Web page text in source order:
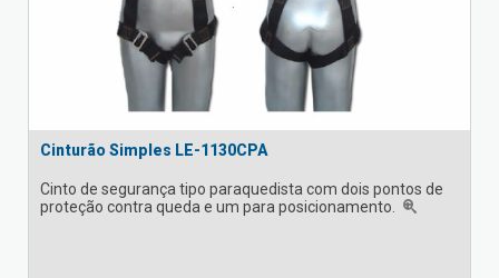
Cinturão Simples LE-1130CPA
Cinto de segurança tipo paraquedista com dois pontos de
proteção contra queda e um para posicionamento.